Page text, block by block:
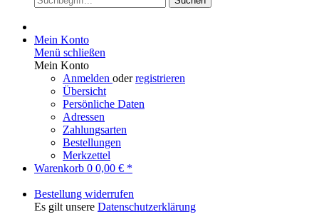
Mein Konto
Menü schließen
Mein Konto
Anmelden oderregistrieren
Übersicht
Persönliche Daten
Adressen
Zahlungsarten
Bestellungen
Merkzettel
Warenkorb 0 0,00 € *
Bestellung widerrufen
Es gilt unsere Datenschutzerklärung